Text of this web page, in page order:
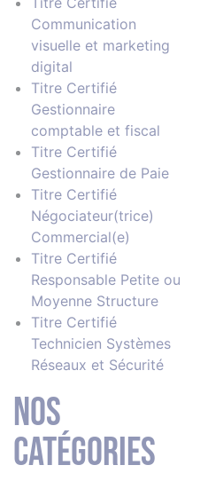
Communication
visuelle et marketing
digital
Titre Certifié
Gestionnaire
comptable et fiscal
Titre Certifié
Gestionnaire de Paie
Titre Certifié
Négociateur(trice)
Commercial(e)
Titre Certifié
Responsable Petite ou
Moyenne Structure
Titre Certifié
Technicien Systèmes
Réseaux et Sécurité
Nos
catégories